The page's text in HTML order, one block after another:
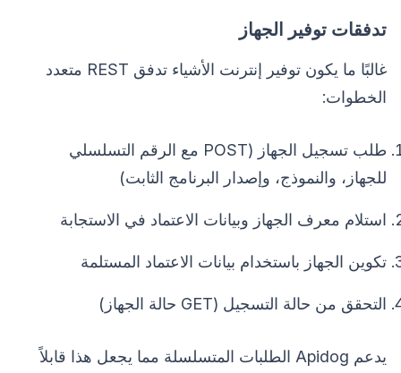
تدفقات توفير الجهاز
غالبًا ما يكون توفير إنترنت الأشياء تدفق REST متعدد
الخطوات:
طلب تسجيل الجهاز (POST مع الرقم التسلسلي
للجهاز، والنموذج، وإصدار البرنامج الثابت)
استلام معرف الجهاز وبيانات الاعتماد في الاستجابة
تكوين الجهاز باستخدام بيانات الاعتماد المستلمة
التحقق من حالة التسجيل (GET حالة الجهاز)
يدعم Apidog الطلبات المتسلسلة مما يجعل هذا قابلاً